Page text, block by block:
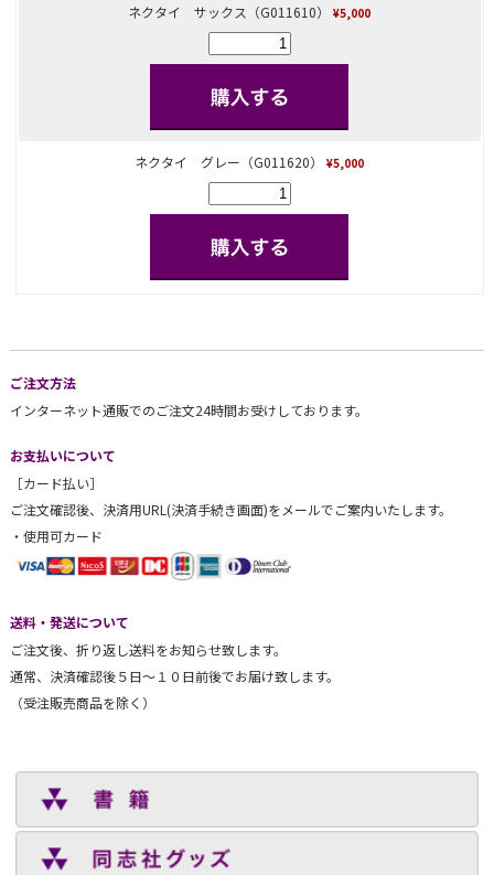
ネクタイ サックス（G011610）¥5,000
ネクタイ グレー（G011620）¥5,000
ご注文方法
インターネット通販でのご注文24時間お受けしております。
お支払いについて
［カード払い］
ご注文確認後、決済用URL(決済手続き画面)をメールでご案内いたします。
・使用可カード
送料・発送について
ご注文後、折り返し送料をお知らせ致します。
通常、決済確認後５日～１０日前後でお届け致します。
（受注販売商品を除く）